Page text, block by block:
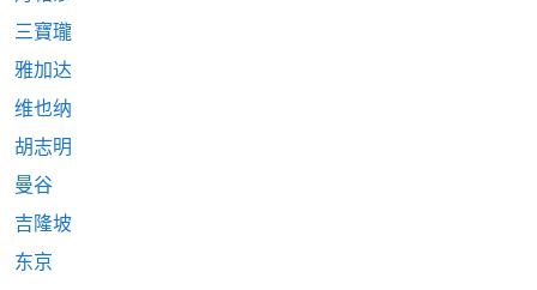
三寶瓏
雅加达
维也纳
胡志明
曼谷
吉隆坡
东京